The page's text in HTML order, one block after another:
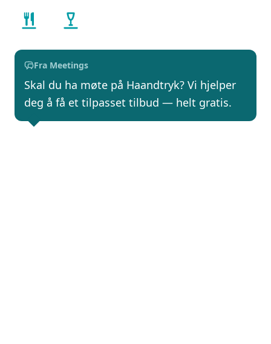
Fra Meetings
Skal du ha møte på Haandtryk? Vi hjelper
deg å få et tilpasset tilbud — helt gratis.